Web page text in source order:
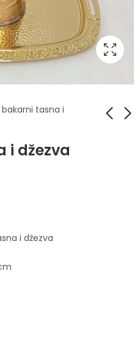
tasna i
i džezvaSet bakarni tasna i
Kutija za kruh
i džezva